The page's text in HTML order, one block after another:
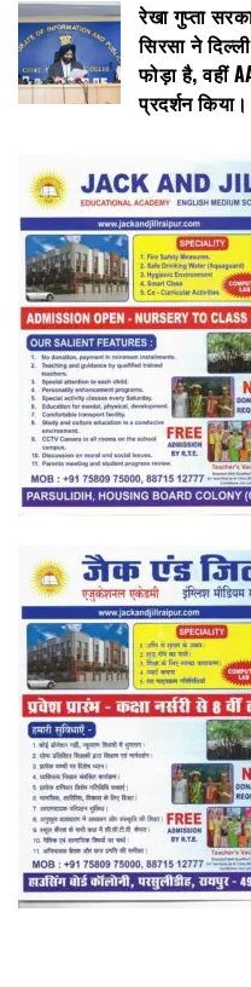
रेखा गुप्ता
सिरसा ने
फोड़ा है, वहीं
प्रदर्शन किया।